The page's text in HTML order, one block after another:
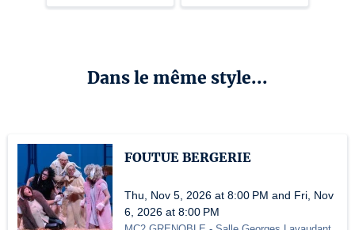
Dans le même style...
FOUTUE BERGERIE
Thu, Nov 5, 2026 at 8:00 PM and Fri, Nov
6, 2026 at 8:00 PM